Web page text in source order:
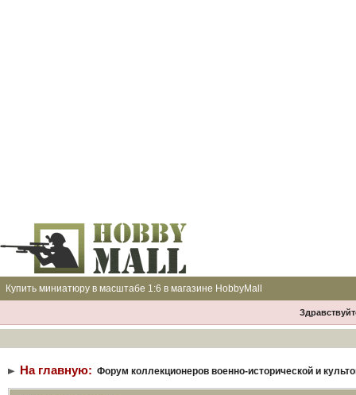
Купить миниатюру в масштабе 1:6 в магазине HobbyMall
На главную: Форум коллекционеров военно-исторической и